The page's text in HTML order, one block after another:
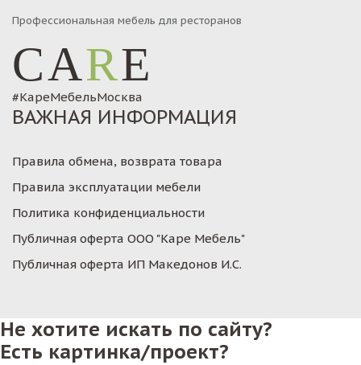
Профессиональная мебель для ресторанов
CARE
#КареМебельМосква
ВАЖНАЯ ИНФОРМАЦИЯ
Правила обмена, возврата товара
Правила эксплуатации мебели
Политика конфиденциальности
Публичная оферта ООО "Каре Мебель"
Публичная оферта ИП Македонов И.С.
Не хотите искать по сайту?
Есть картинка/проект?